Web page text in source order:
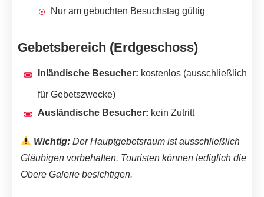
Nur am gebuchten Besuchstag gültig
Gebetsbereich (Erdgeschoss)
Inländische Besucher: kostenlos (ausschließlich
für Gebetszwecke)
Ausländische Besucher: kein Zutritt
Wichtig:Der Hauptgebetsraum ist ausschließlich
Gläubigen vorbehalten. Touristen können lediglich die
Obere Galerie besichtigen.